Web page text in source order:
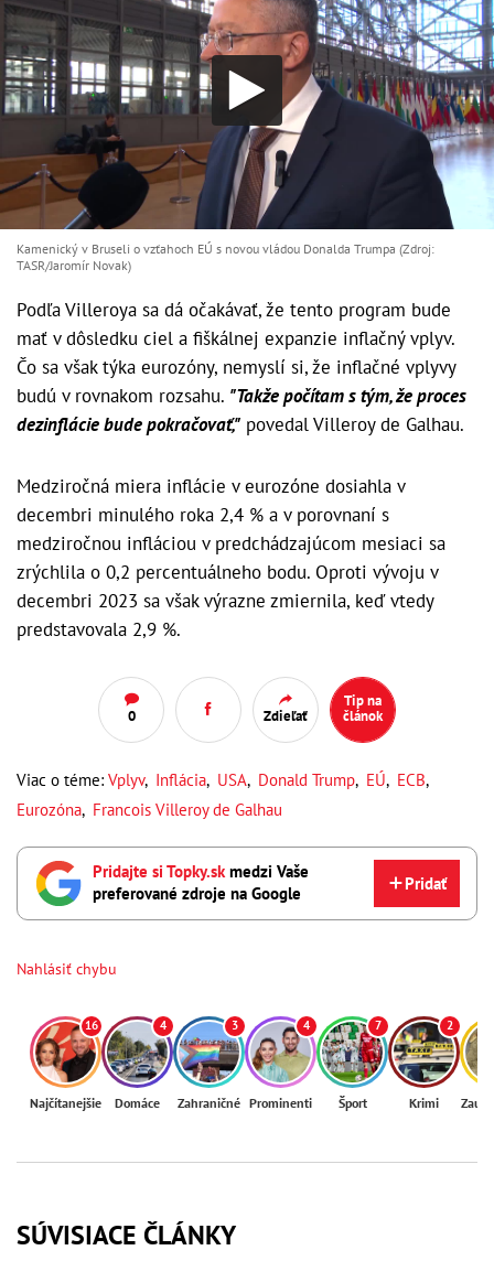
Kamenický v Bruseli o vzťahoch EÚ s novou vládou Donalda Trumpa (Zdroj:
TASR/Jaromír Novak)
Podľa Villeroya sa dá očakávať, že tento program bude
mať v dôsledku ciel a fiškálnej expanzie inflačný vplyv.
Čo sa však týka eurozóny, nemyslí si, že inflačné vplyvy
budú v rovnakom rozsahu. "Takže počítam s tým, že proces
dezinflácie bude pokračovať," povedal Villeroy de Galhau.
Medziročná miera inflácie v eurozóne dosiahla v
decembri minulého roka 2,4 % a v porovnaní s
medziročnou infláciou v predchádzajúcom mesiaci sa
zrýchlila o 0,2 percentuálneho bodu. Oproti vývoju v
decembri 2023 sa však výrazne zmiernila, keď vtedy
predstavovala 2,9 %.
0 Zdieľať
Tip na
článok
Viac o téme: Vplyv, Inflácia, USA, Donald Trump, EÚ, ECB,
Eurozóna, Francois Villeroy de Galhau
Pridajte si Topky.skmedzi Vaše
preferované zdroje na Google
Pridať
Nahlásiť chybu
16
Najčítanejšie
4
Domáce
3
Zahraničné
4
Prominenti
7
Šport
2
Krimi
SÚVISIACE ČLÁNKY